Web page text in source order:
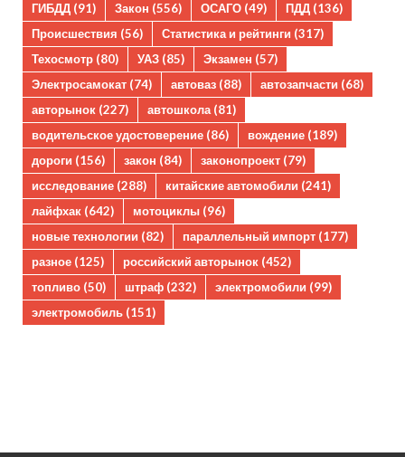
ГИБДД (91) Закон (556) ОСАГО (49) ПДД (136)
Происшествия (56) Статистика и рейтинги (317)
Техосмотр (80) УАЗ (85) Экзамен (57)
Электросамокат (74) автоваз (88) автозапчасти (68)
авторынок (227) автошкола(81)
водительское удостоверение (86) вождение (189)
дороги (156) закон (84) законопроект (79)
исследование (288) китайские автомобили (241)
лайфхак (642) мотоциклы (96)
новые технологии (82) параллельный импорт (177)
разное (125) российский авторынок (452)
топливо (50) штраф (232) электромобили (99)
электромобиль (151)